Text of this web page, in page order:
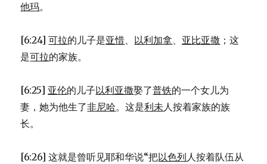
他玛。
[6:24]可拉的儿子是亚惜、 以利加拿、 亚比亚撒 ；这
是可拉的家族。
[6:25] 亚伦的儿子以利亚撒娶了普铁的一个女儿为
妻，她为他生了非尼哈。这是利未人按着家族的族
长。
[6:26] 这就是曾听见耶和华说“把以色列人按着队伍从